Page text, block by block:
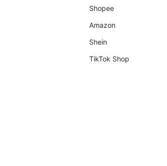
Shopee
Amazon
Shein
TikTok Shop